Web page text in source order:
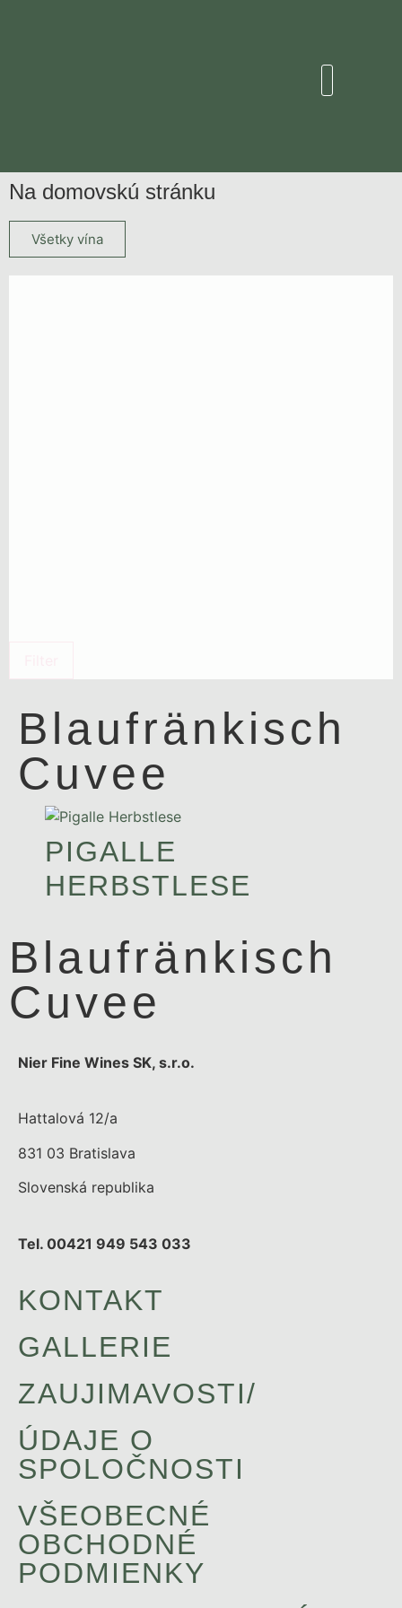
Na domovskú stránku
Všetky vína
Blaufränkisch
Cuvee
PIGALLE
HERBSTLESE
Blaufränkisch
Cuvee
Nier Fine Wines SK, s.r.o.
Hattalová 12/a
831 03 Bratislava
Slovenská republika
Tel. 00421 949 543 033
KONTAKT
GALLERIE
ZAUJIMAVOSTI/
ÚDAJE O
SPOLOČNOSTI
VŠEOBECNÉ
OBCHODNÉ
PODMIENKY